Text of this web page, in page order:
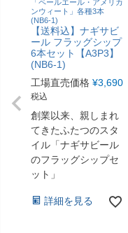
「ペールエール・アメリカ
ンウィート」各種3本
(NB6-1)
【送料込】ナギサビ
ール フラッグシップ
6本セット【A3P3】
(NB6-1)
工場直売価格 ¥3,690
税込
創業以来、親しまれ
てきたふたつのスタ
イル「ナギサビール
のフラッグシップセ
ット」
詳細を見る